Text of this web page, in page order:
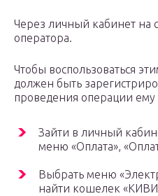
Через личный кабинет на
оператора.
Чтобы воспользоваться
должен быть
проведения операции
Зайти в личный
меню «Оплата»,
Выбрать меню
найти кошелек